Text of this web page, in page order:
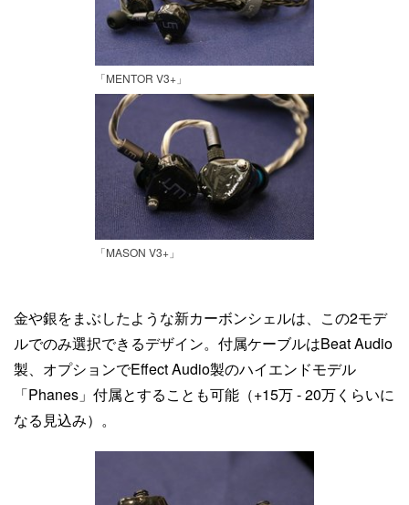
「MENTOR V3+」
「MASON V3+」
金や銀をまぶしたような新カーボンシェルは、この2モデ
ルでのみ選択できるデザイン。付属ケーブルはBeat Audio
製、オプションでEffect Audio製のハイエンドモデル
「Phanes」付属とすることも可能（+15万 - 20万くらいに
なる見込み）。